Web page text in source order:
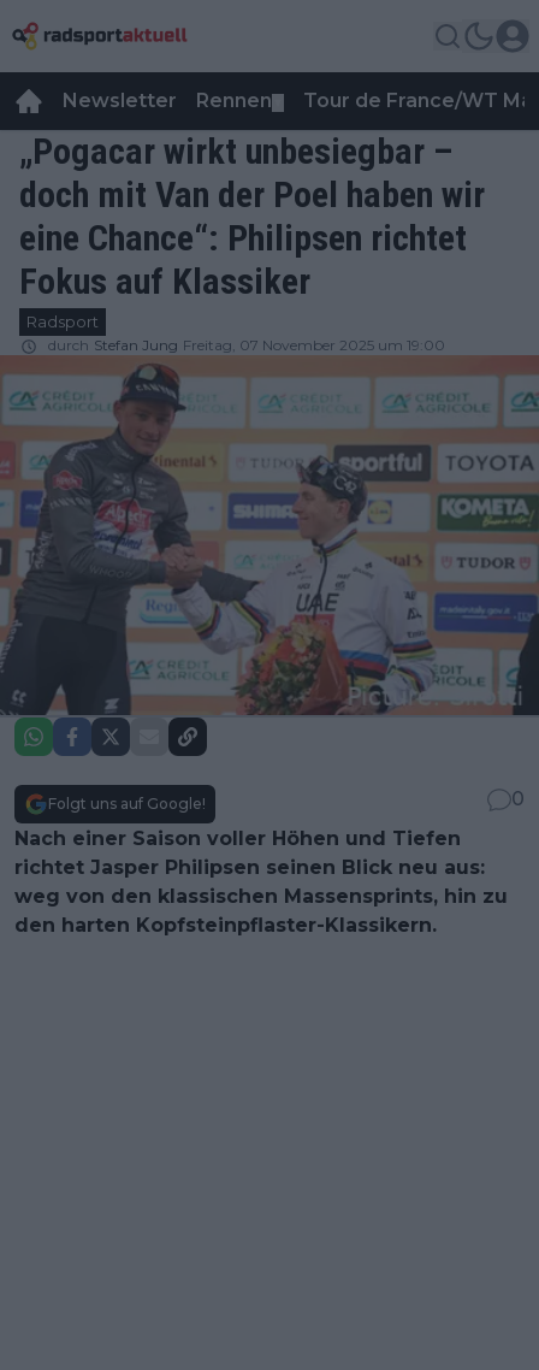
Newsletter Rennen Tour de France/WT
„Pogacar wirkt unbesiegbar –
doch mit Van der Poel haben wir
eine Chance“: Philipsen richtet
Fokus auf Klassiker
Radsport
durch Stefan Jung Freitag, 07 November 2025 um 19:00
Folgt uns auf Google!
0
Nach einer Saison voller Höhen und Tiefen
richtet Jasper Philipsen seinen Blick neu aus:
weg von den klassischen Massensprints, hin zu
den harten Kopfsteinpflaster-Klassikern.